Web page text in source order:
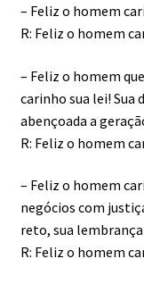
– Feliz o homem
R: Feliz o homem
– Feliz o homem
carinho sua lei! Sua
abençoada a
R: Feliz o homem
– Feliz o homem
negócios com
reto, sua
R: Feliz o homem